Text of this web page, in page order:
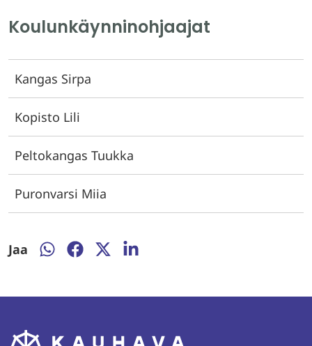
Koulunkäynninohjaajat
Kangas Sirpa
Kopisto Lili
Peltokangas Tuukka
Puronvarsi Miia
Jaa
Jaa
Jaa
Jaa
Jaa